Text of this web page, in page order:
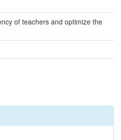
of teachers and optimize the